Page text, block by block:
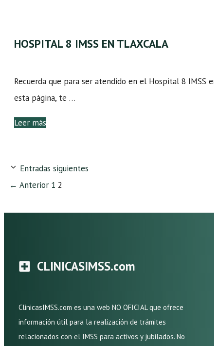
HOSPITAL 8 IMSS EN TLAXCALA
Recuerda que para ser atendido en el Hospital 8 IMSS
esta página, te …
Leer más
Entradas siguientes
← Anterior Página
1 Página
2
CLINICASIMSS.com
ClinicasIMSS.com es una web NO OFICIAL que ofrece
información útil para la realización de trámites
relacionados con el IMSS para activos y jubilados. No